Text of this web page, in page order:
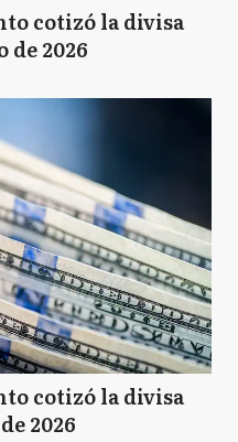
cotizó la divisa
de 2026
cotizó la divisa
2026